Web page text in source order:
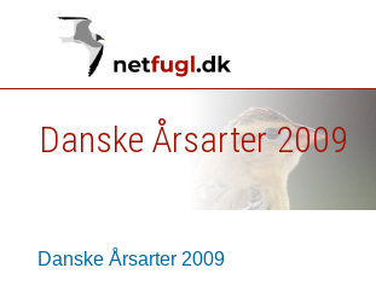
Danske Årsarter 2009
Danske Årsarter 2009